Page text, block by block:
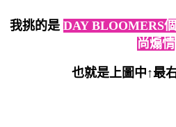
我挑的是 DAY BLOOMERS
尚煽情
也就是上圖中↑最